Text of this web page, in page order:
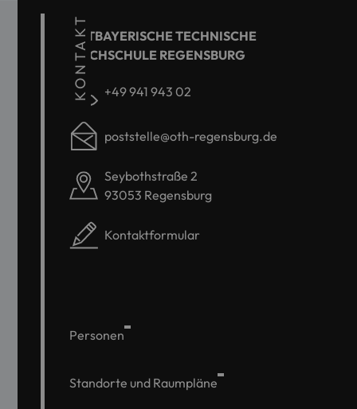
KONTAKT
OSTBAYERISCHE TECHNISCHE
HOCHSCHULE REGENSBURG
+49 941 943 02
poststelle@oth-regensburg.de
Seybothstraße 2
93053 Regensburg
Kontaktformular
Personen
Standorte und Raumpläne